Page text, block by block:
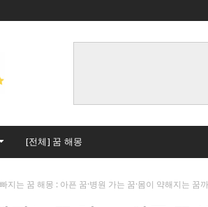
[전체] 꿈 해몽
지는 꿈 해몽 : 아픈 꿈·병원 가는 꿈·몸이 약해지는 꿈